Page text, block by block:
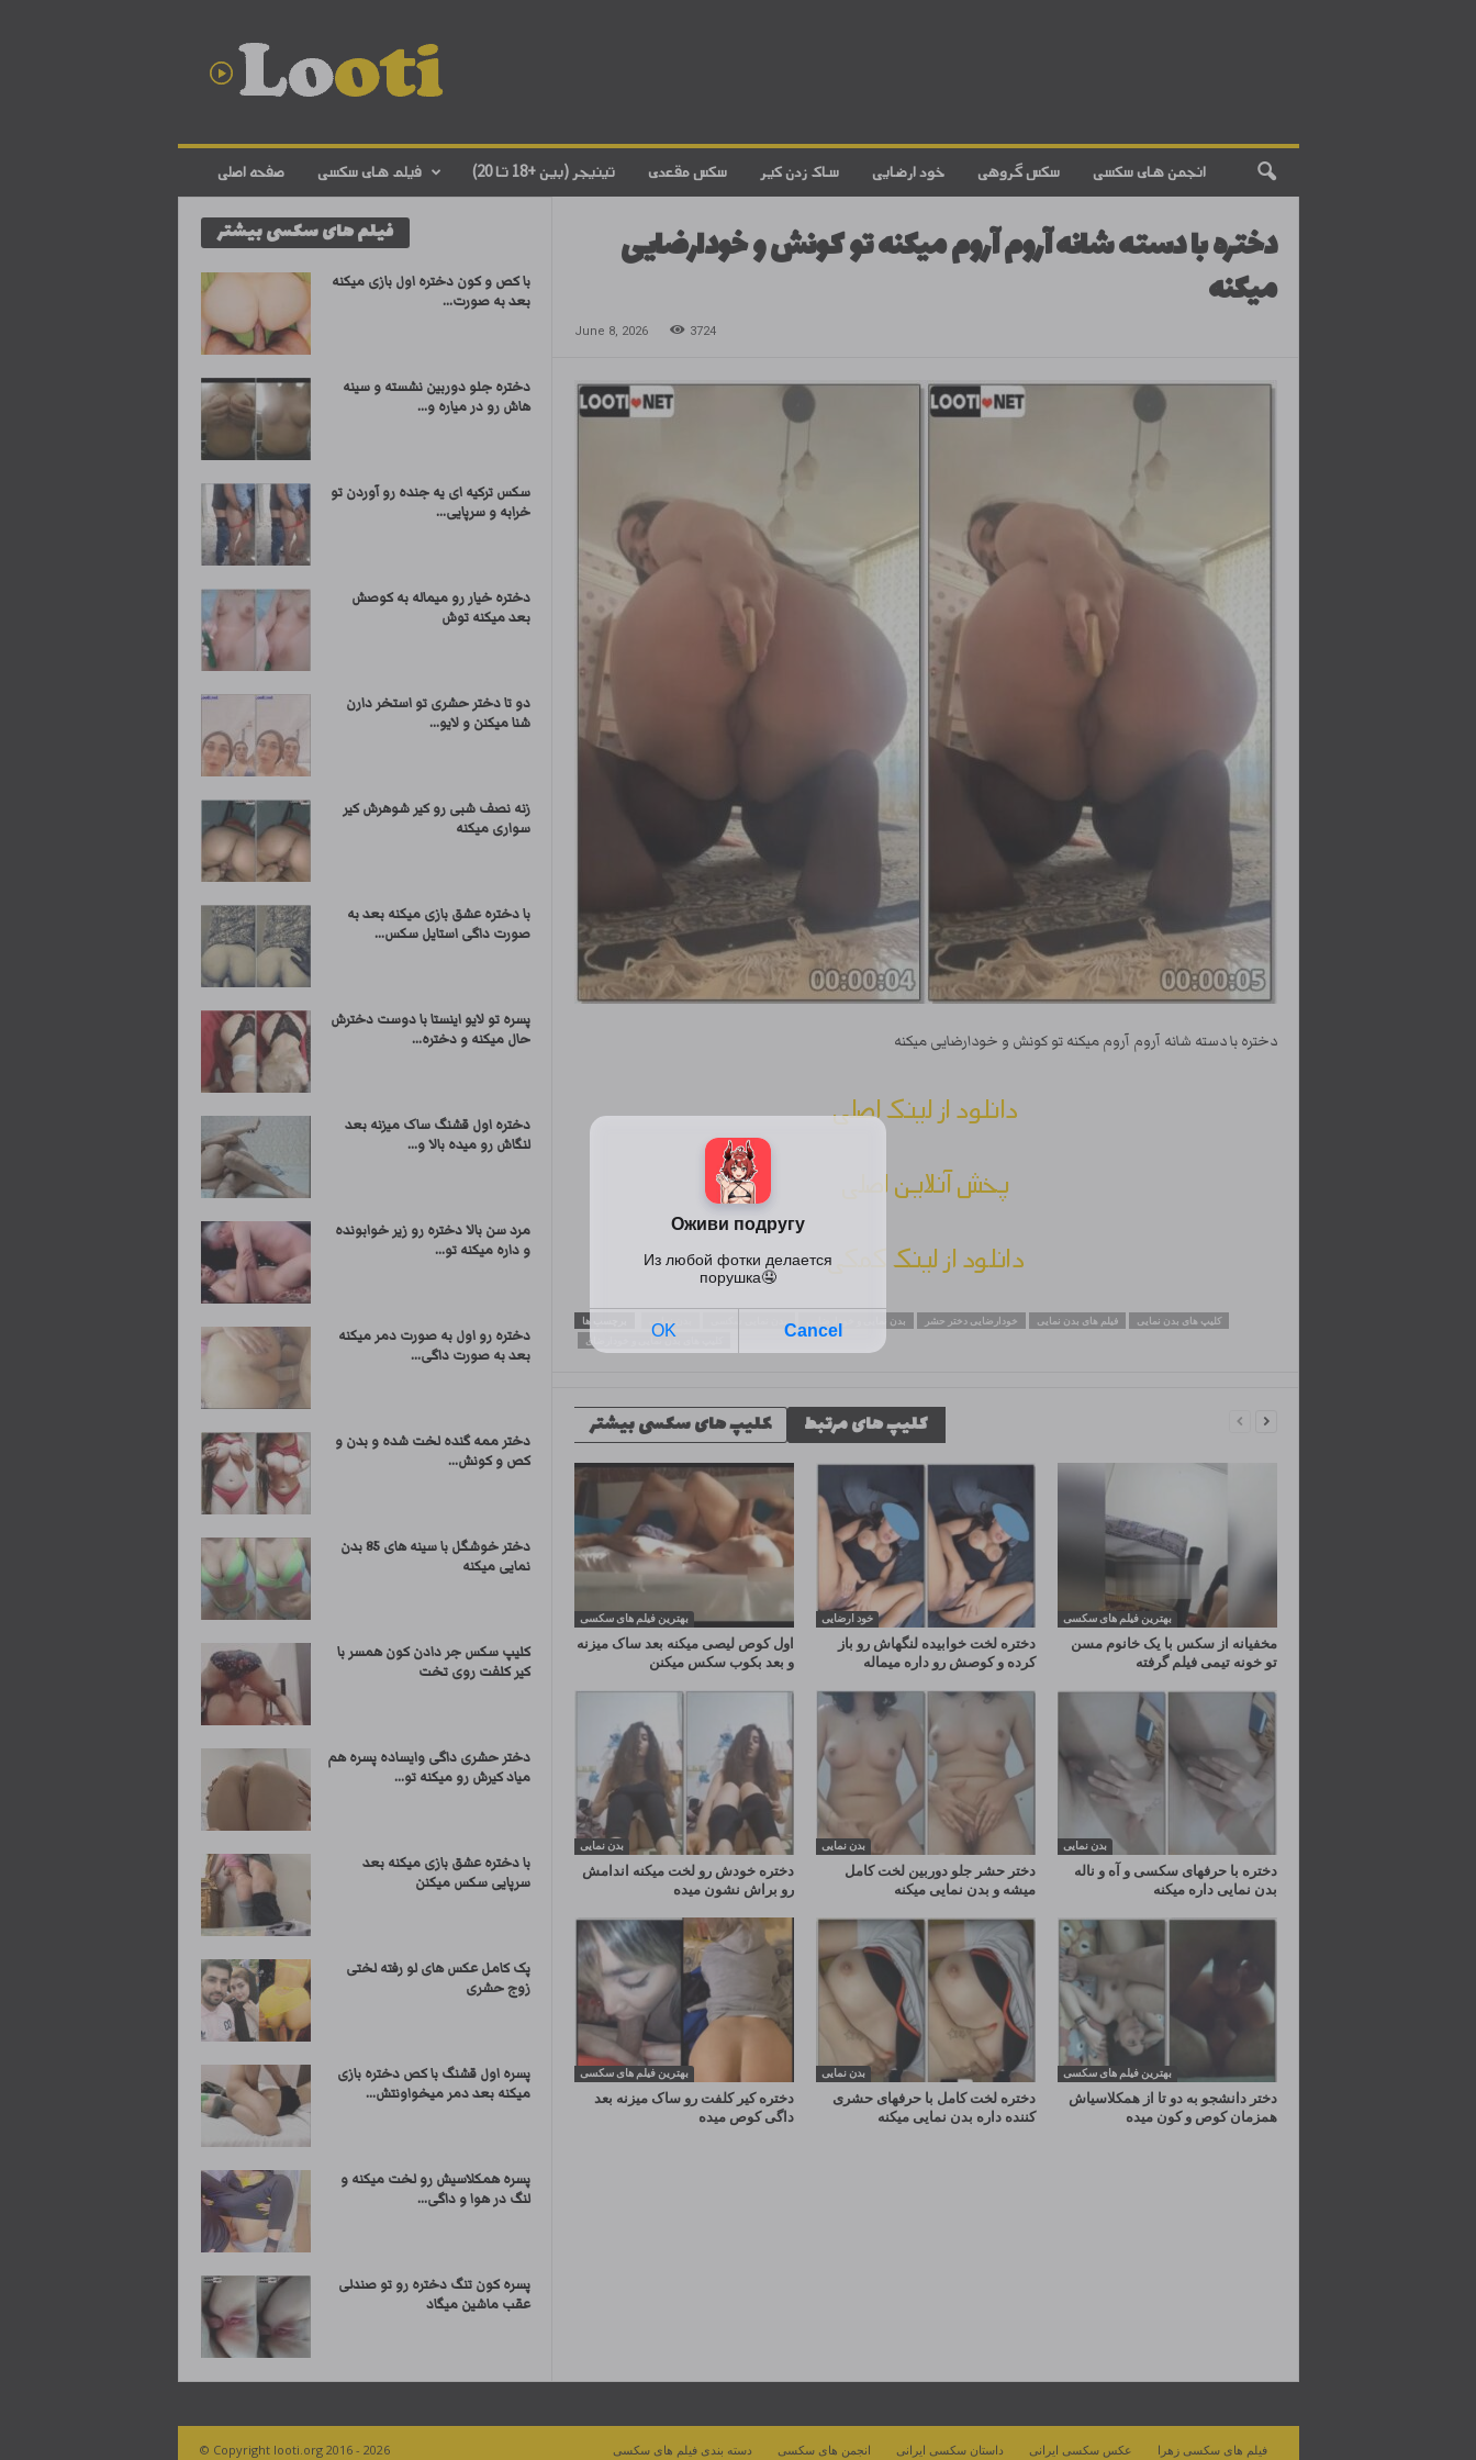
صفحه اصلی فیلم های سکسی تینیجر (بین +18 تا 20) سکس مقعدی ساک زدن کیر خود ارضایی سکس گروهی انجمن های سکسی
دختره با دسته شانه آروم آروم میکنه تو کونش و خودارضایی
میکنه
June 8, 2026 3724
دختره با دسته شانه آروم آروم میکنه تو کونش و خودارضایی میکنه
دانلود از لینک اصلی
پخش آنلاین اصلی
دانلود از لینک کمکی
برچسب ها بدن نمایی بدن نمایی و خودارضایی خودارضایی دختر حشر فیلم های بدن نمایی
کلیپ های بدن نمایی
کلیپ های بدن نمایی و خودارضای
کلیپ های مرتبط کلیپ های سکسی بیشتر
بهترین فیلم های سکسی
اول کوص لیصی میکنه بعد ساک میزنه
و بعد بکوب سکس میکنن
خود ارضایی
دختره لخت خوابیده لنگهاش رو باز
کرده و کوصش رو داره میماله
بهترین فیلم های سکسی
مخفیانه از سکس با یک خانوم مسن
تو خونه تیمی فیلم گرفته
بدن نمایی
دختره خودش رو لخت میکنه اندامش
رو براش نشون میده
بدن نمایی
دختر حشر جلو دوربین لخت کامل
میشه و بدن نمایی میکنه
بدن نمایی
دختره با حرفهای سکسی و آه و ناله
بدن نمایی داره میکنه
بهترین فیلم های سکسی
دختره کیر کلفت رو ساک میزنه بعد
داگی کوص میده
بدن نمایی
دختره لخت کامل با حرفهای حشری
کننده داره بدن نمایی میکنه
بهترین فیلم های سکسی
دختر دانشجو به دو تا از همکلاسیاش
همزمان کوص و کون میده
فیلم های سکسی بیشتر
با کص و کون دختره اول بازی میکنه
بعد به صورت...
دختره جلو دوربین نشسته و سینه
هاش رو در میاره و...
سکس ترکیه ای یه جنده رو آوردن تو
خرابه و سرپایی...
دختره خیار رو میماله به کوصش
بعد میکنه توش
دو تا دختر حشری تو استخر دارن
شنا میکنن و لایو...
زنه نصف شبی رو کیر شوهرش کیر
سواری میکنه
با دختره عشق بازی میکنه بعد به
صورت داگی استایل سکس...
پسره تو لایو اینستا با دوست دخترش
حال میکنه و دختره...
دختره اول قشنگ ساک میزنه بعد
لنگاش رو میده بالا و...
مرد سن بالا دختره رو زیر خوابونده
و داره میکنه تو...
دختره رو اول به صورت دمر میکنه
بعد به صورت داگی...
دختر ممه گنده لخت شده و بدن و
کص و کونش...
دختر خوشگل با سینه های 85 بدن
نمایی میکنه
کلیپ سکس جر دادن کون همسر با
کیر کلفت روی تخت
دختر حشری داگی وایساده پسره هم
میاد کیرش رو میکنه تو...
با دختره عشق بازی میکنه بعد
سرپایی سکس میکنن
پک کامل عکس های لو رفته لختی
زوج حشری
پسره اول قشنگ با کص دختره بازی
میکنه بعد دمر میخواونتش...
پسره همکلاسیش رو لخت میکنه و
لنگ در هوا و داگی...
پسره کون تنگ دختره رو تو صندلی
عقب ماشین میگاد
دسته بندی فیلم های سکسی انجمن های سکسی داستان سکسی ایرانی عکس سکسی ایرانی فیلم های سکسی زهرا © Copyright looti.org 2016 - 2026